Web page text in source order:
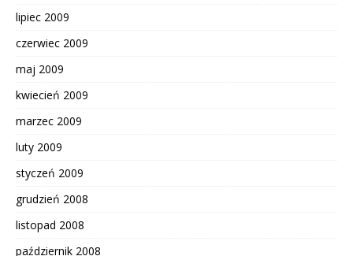
lipiec 2009
czerwiec 2009
maj 2009
kwiecień 2009
marzec 2009
luty 2009
styczeń 2009
grudzień 2008
listopad 2008
październik 2008